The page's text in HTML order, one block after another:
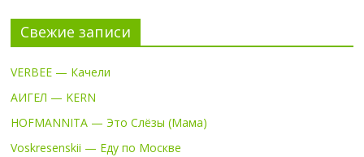
Свежие записи
VERBEE — Качели
АИГЕЛ — KERN
HOFMANNITA — Это Слёзы (Мама)
Voskresenskii — Еду по Москве